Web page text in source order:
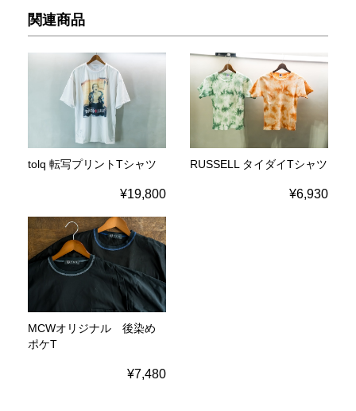
関連商品
tolq 転写プリントTシャツ
¥19,800
RUSSELL タイダイTシャツ
¥6,930
MCWオリジナル 後染め
ポケT
¥7,480